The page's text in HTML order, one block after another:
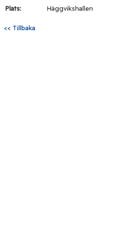
Plats:
Häggvikshallen
<< Tillbaka